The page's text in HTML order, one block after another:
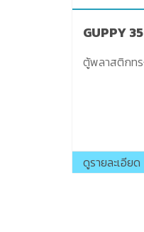
GUPPY
ตู้พลาสติกทร
ดูรายละเอียด